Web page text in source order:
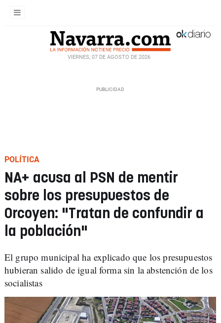
VIERNES, 07 DE AGOSTO DE 2026
POLÍTICA
NA+ acusa al PSN de mentir
sobre los presupuestos de
Orcoyen: "Tratan de confundir a
la población"
El grupo municipal ha explicado que los presupuestos
hubieran salido de igual forma sin la abstención de los
socialistas